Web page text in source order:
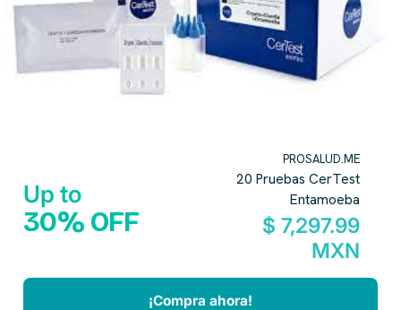
Up to
30% OFF
PROSALUD.ME
20 Pruebas CerTest
Entamoeba
$ 7,297.99
MXN
¡Compra ahora!